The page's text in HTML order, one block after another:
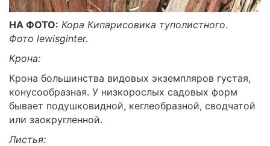
НА ФОТО: Кора Кипарисовика туполистного.
Фото lewisginter.
Крона:
Крона большинства видовых экземпляров густая,
конусообразная. У низкорослых садовых форм
бывает подушковидной, кеглеобразной, сводчатой
или заокругленной.
Листья: